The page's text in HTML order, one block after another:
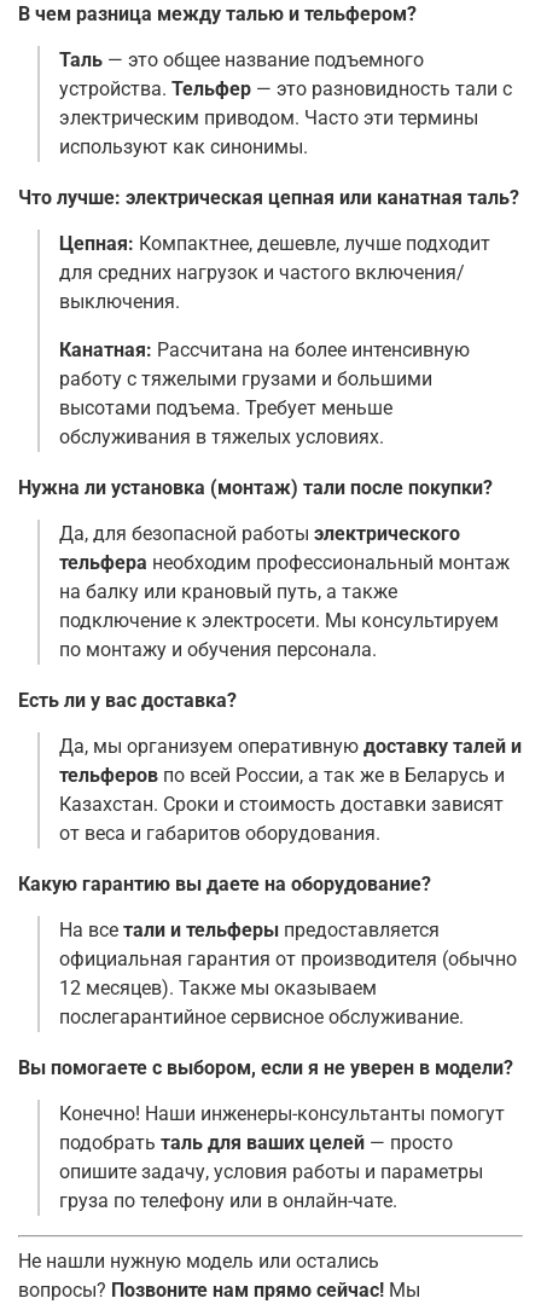
В чем разница между талью и тельфером?
Таль — это общее название подъемного
устройства. Тельфер — это разновидность тали с
электрическим приводом. Часто эти термины
используют как синонимы.
Что лучше: электрическая цепная или канатная таль?
Цепная: Компактнее, дешевле, лучше подходит
для средних нагрузок и частого включения/
выключения.
Канатная: Рассчитана на более интенсивную
работу с тяжелыми грузами и большими
высотами подъема. Требует меньше
обслуживания в тяжелых условиях.
Нужна ли установка (монтаж) тали после покупки?
Да, для безопасной работы электрического
тельфера необходим профессиональный монтаж
на балку или крановый путь, а также
подключение к электросети. Мы консультируем
по монтажу и обучения персонала.
Есть ли у вас доставка?
Да, мы организуем оперативную доставку талей и
тельферов по всей России, а так же в Беларусь и
Казахстан. Сроки и стоимость доставки зависят
от веса и габаритов оборудования.
Какую гарантию вы даете на оборудование?
На все тали и тельферы предоставляется
официальная гарантия от производителя (обычно
12 месяцев). Также мы оказываем
послегарантийное сервисное обслуживание.
Вы помогаете с выбором, если я не уверен в модели?
Конечно! Наши инженеры-консультанты помогут
подобрать таль для ваших целей — просто
опишите задачу, условия работы и параметры
груза по телефону или в онлайн-чате.
Не нашли нужную модель или остались
вопросы? Позвоните нам прямо сейчас! Мы